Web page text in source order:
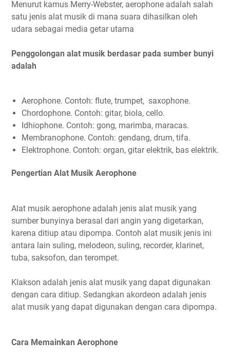
Menurut kamus Merry-Webster, aerophone adalah salah
satu jenis alat musik di mana suara dihasilkan oleh
udara sebagai media getar utama
Penggolongan alat musik berdasar pada sumber bunyi
adalah
Aerophone. Contoh: flute, trumpet, saxophone.
Chordophone. Contoh: gitar, biola, cello.
Idhiophone. Contoh: gong, marimba, maracas.
Membranophone. Contoh: gendang, drum, tifa.
Elektrophone. Contoh: organ, gitar elektrik, bas elektrik.
Pengertian Alat Musik Aerophone
Alat musik aerophone adalah jenis alat musik yang
sumber bunyinya berasal dari angin yang digetarkan,
karena ditiup atau dipompa. Contoh alat musik jenis ini
antara lain suling, melodeon, suling, recorder, klarinet,
tuba, saksofon, dan terompet.
Klakson adalah jenis alat musik yang dapat digunakan
dengan cara ditiup. Sedangkan akordeon adalah jenis
alat musik yang dapat digunakan dengan cara dipompa.
Cara Memainkan Aerophone